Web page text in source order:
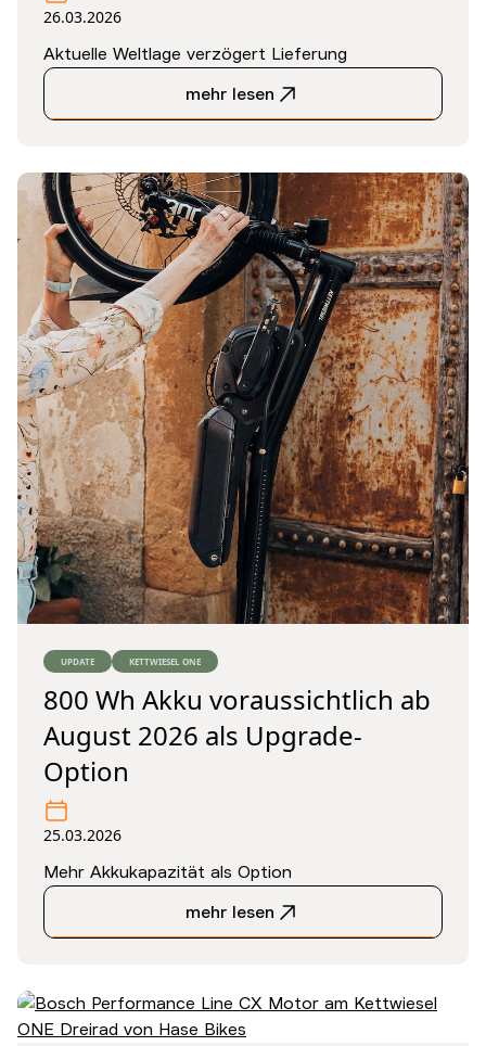
26.03.2026
Aktuelle Weltlage verzögert Lieferung
mehr lesen
UPDATE KETTWIESEL ONE
800 Wh Akku voraussichtlich ab
August 2026 als Upgrade-
Option
25.03.2026
Mehr Akkukapazität als Option
mehr lesen